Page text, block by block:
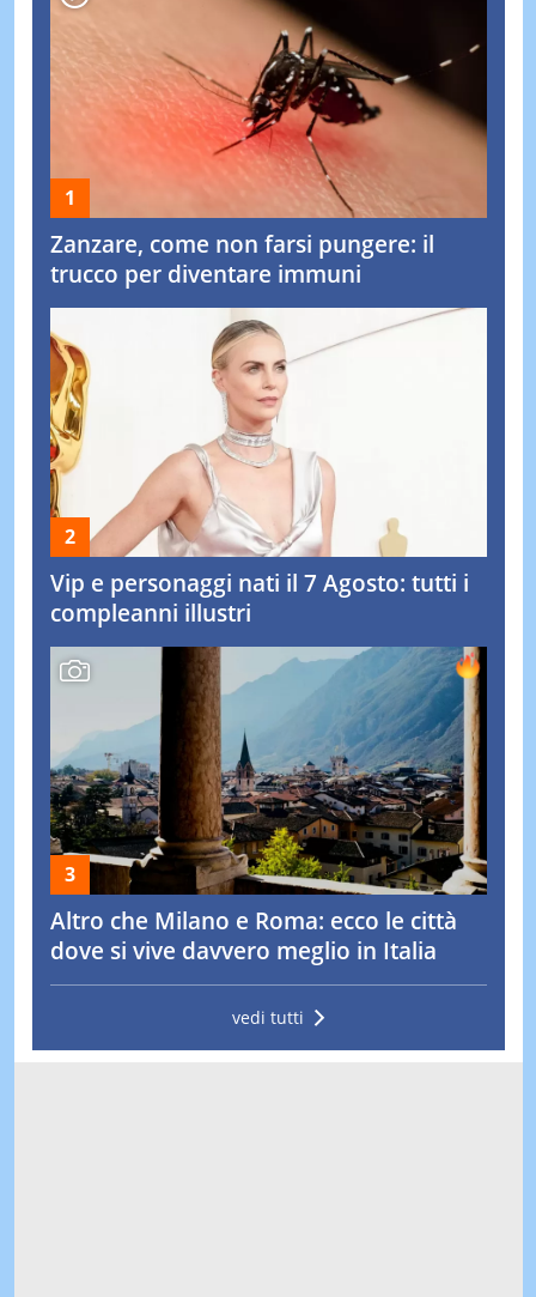
Zanzare, come non farsi pungere: il
trucco per diventare immuni
Vip e personaggi nati il 7 Agosto: tutti i
compleanni illustri
Altro che Milano e Roma: ecco le città
dove si vive davvero meglio in Italia
vedi tutti